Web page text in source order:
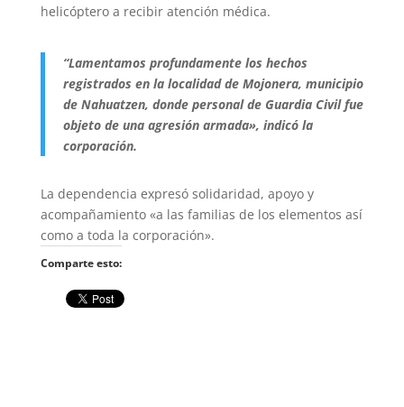
helicóptero a recibir atención médica.
“Lamentamos profundamente los hechos
registrados en la localidad de Mojonera, municipio
de Nahuatzen, donde personal de Guardia Civil fue
objeto de una agresión armada», indicó la
corporación.
La dependencia expresó solidaridad, apoyo y
acompañamiento «a las familias de los elementos así
como a toda la corporación».
Comparte esto: